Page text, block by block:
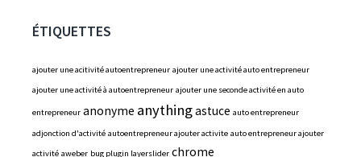
ÉTIQUETTES
ajouter une acitivité autoentrepreneur ajouter une activité auto entrepreneur
ajouter une activité à autoentrepreneur ajouter une seconde activité en auto
entrepreneur anonyme anythingastuce auto entrepreneur
adjonction d'activité autoentrepreneur ajouter activite auto entrepreneur ajouter
activité aweber bug plugin layerslider chrome